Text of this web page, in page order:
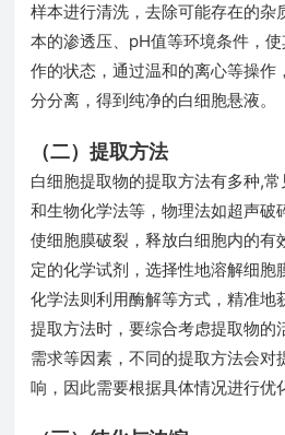
样本进行清洗，去除可能存在的杂
本的渗透压、pH值等环境条件，
作的状态，通过温和的离心等操作
分分离，得到纯净的白细胞悬液。
（二）提取方法
白细胞提取物的提取方法有多种,
和生物化学法等，物理法如超声破
使细胞膜破裂，释放白细胞内的有
定的化学试剂，选择性地溶解细胞
化学法则利用酶解等方式，精准地
提取方法时，要综合考虑提取物的
需求等因素，不同的提取方法会对
响，因此需要根据具体情况进行优